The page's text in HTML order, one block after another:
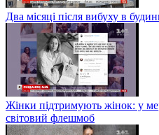
Два місяці після вибуху в
Жінки підтримують жінок: у
світовий флешмоб